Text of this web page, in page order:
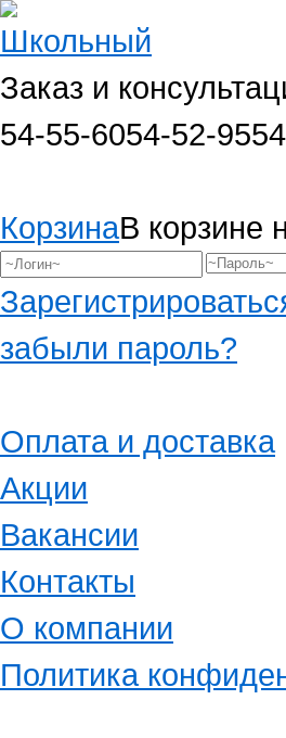
Заказ и
54-55-6054-52-95
КорзинаВ корзине
забыли пароль?
Оплата и доставка
Акции
Вакансии
Контакты
О компании
Политика